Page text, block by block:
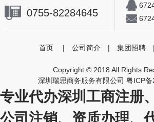
0755-82284645
首页 | 公司简介 | 集团招聘
Copyright © 2018 All Rights
深圳瑞思商务服务有限公司 粤ICP
专业代办深圳工商注册
公司注销、资质办理、